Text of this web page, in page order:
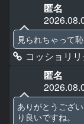
匿名
見られちゃって
コッショリ
匿名
ありがとうござ
り良いですね。